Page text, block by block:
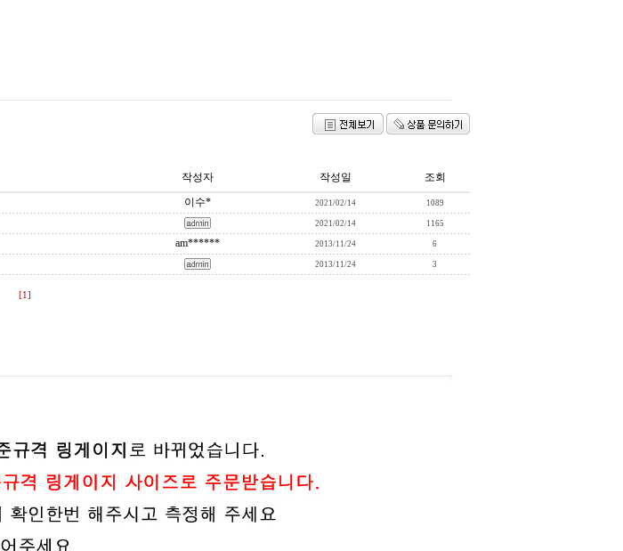
작성자 작성일 조회
이수* 2021/02/14 1089
2021/02/14 1165
am****** 2013/11/24 6
2013/11/24 3
[1]